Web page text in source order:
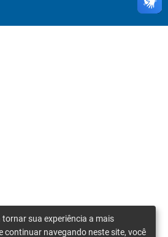
sua experiência a mais
continuar navegando neste site, você